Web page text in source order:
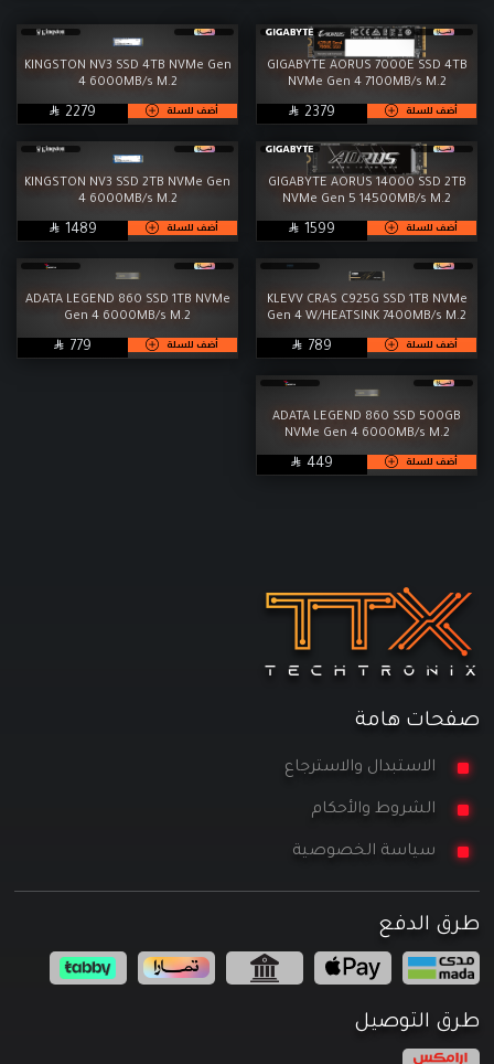
تخزين مبردات
مزودات طاقة كيسات
كومبو ماوس وكيبورد ماوسات
معجون حراري إكسسوارات
الخدمات WorkStation
GIGABYTE AORUS 7000E SSD 4TB
NVMe Gen 4 7100MB/s M.2
أضف للسلة  SAR
2379
KINGSTON NV3 SSD 4TB NVMe Gen
4 6000MB/s M.2
أضف للسلة  SAR
2279
GIGABYTE AORUS 14000 SSD 2TB
NVMe Gen 5 14500MB/s M.2
أضف للسلة  SAR
1599
KINGSTON NV3 SSD 2TB NVMe Gen
4 6000MB/s M.2
أضف للسلة  SAR
1489
KLEVV CRAS C925G SSD 1TB NVMe
Gen 4 W/HEATSINK 7400MB/s M.2
أضف للسلة  SAR
789
ADATA LEGEND 860 SSD 1TB NVMe
Gen 4 6000MB/s M.2
أضف للسلة  SAR
779
ADATA LEGEND 860 SSD 500GB
NVMe Gen 4 6000MB/s M.2
أضف للسلة  SAR
449
صفحات هامة
الاستبدال والاسترجاع
الشروط والأحكام
سياسة الخصوصية
طرق الدفع
طرق التوصيل